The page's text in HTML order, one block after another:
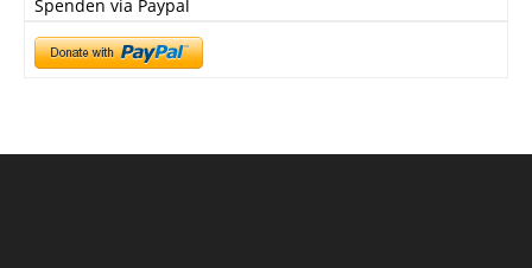
Spenden via Paypal